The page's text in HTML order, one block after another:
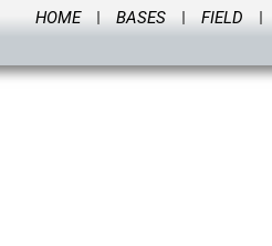
HOME BASES FIELD